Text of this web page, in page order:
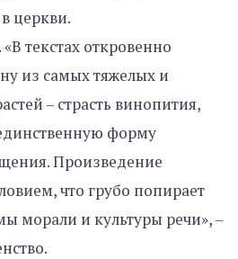
церкви.
текстах откровенно
из самых тяжелых и
– страсть винопития,
форму
Произведение
что грубо попирает
морали и культуры речи», –